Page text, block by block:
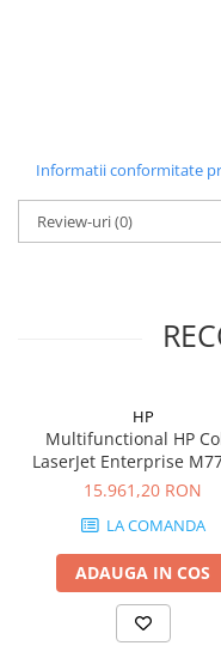
Informatii conformitate
Review-uri(0)
HP
Multifunctional HP
LaserJet Enterprise
MFP
15.961,20 RON
LA COMANDA
ADAUGA IN COS